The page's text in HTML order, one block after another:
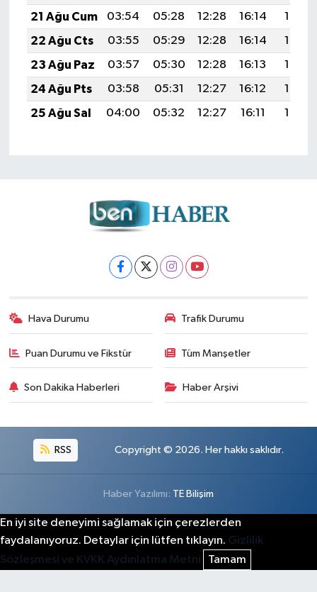
21 Ağu Cum
03:54 05:28 12:28 16:14
19:18
22 Ağu Cts
03:55 05:29 12:28 16:14
19:16
23 Ağu Paz
03:57 05:30 12:28 16:13
19:15
24 Ağu Pts
03:58 05:31 12:27 16:12
19:13
25 Ağu Sal
04:00 05:32 12:27 16:11 19:12
Hava Durumu Trafik Durumu
Puan Durumu ve Fikstür Tüm Manşetler
Son Dakika Haberleri Haber Arşivi
RSS Copyright © 2026. Her hakkı saklıdır.
Haber Yazılımı: TE Bilişim
En iyi site deneyimi sağlamak için çerezlerden
faydalanıyoruz. Detaylar için lütfen tıklayın. Gizlilik
Sözleşmesi ve KVKK Aydınlatma Metni
Tamam